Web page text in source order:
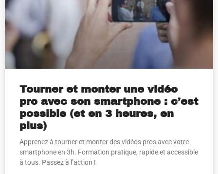
Tourner et monter une vidéo
pro avec son smartphone : c’est
possible (et en 3 heures, en
plus)
Apprenez à tourner et monter des vidéos pros avec votre
smartphone en 3h. Formation pratique, rapide et accessible
à tous. Passez à l’action !